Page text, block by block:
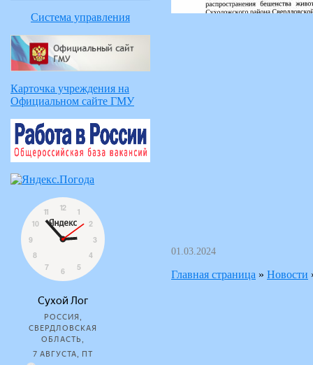
Система управления
Карточка учреждения на
Официальном сайте ГМУ
01.03.2024
Главная страница » Новости